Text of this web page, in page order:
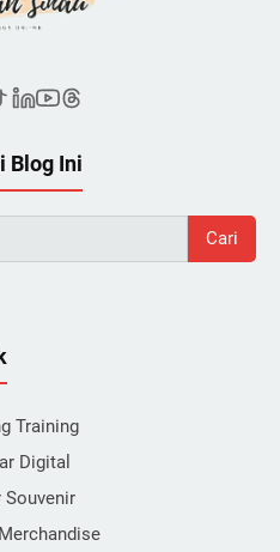
Blog Ini
Cari
Training
Digital
Souvenir